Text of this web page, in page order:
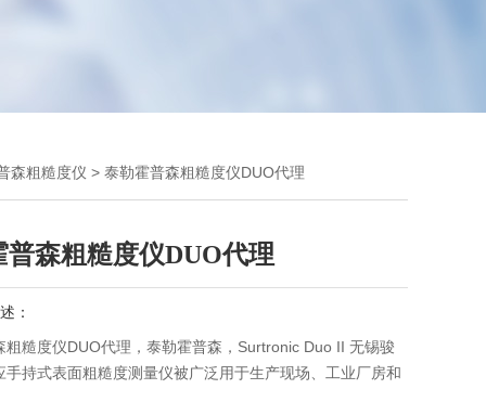
森粗糙度仪 > 泰勒霍普森粗糙度仪DUO代理
普森粗糙度仪DUO代理
：
粗糙度仪DUO代理，泰勒霍普森，Surtronic Duo II 无锡骏
手持式表面粗糙度测量仪被广泛用于生产现场、工业厂房和